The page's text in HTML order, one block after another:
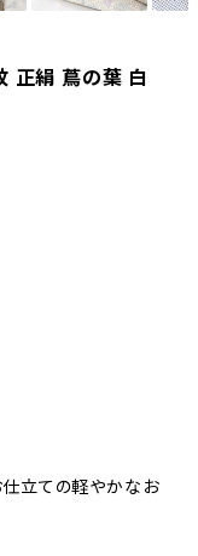
正絹 蔦の葉 白
立ての軽やかなお